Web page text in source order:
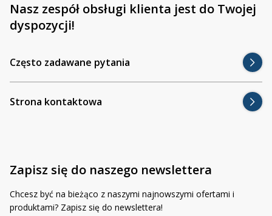
Nasz zespół obsługi klienta jest do Twojej
dyspozycji!
Często zadawane pytania
Strona kontaktowa
Zapisz się do naszego newslettera
Chcesz być na bieżąco z naszymi najnowszymi ofertami i
produktami? Zapisz się do newslettera!